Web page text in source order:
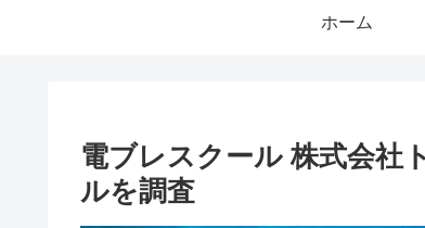
ホーム
電ブレスクール 株式会社
ルを調査